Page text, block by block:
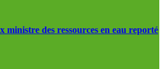
ministre des ressources en eau reporté